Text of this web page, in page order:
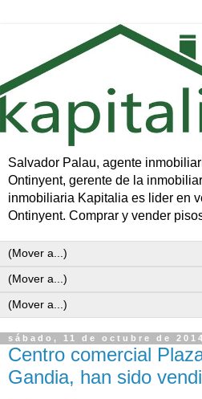
Salvador Palau, agente
Ontinyent, gerente de la
inmobiliaria Kapitalia es lider en
Ontinyent. Comprar y vender
sábado, 11 de octubre de 2014
Centro comercial
Gandia, han sido